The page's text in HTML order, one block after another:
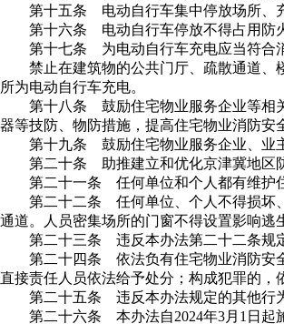
第十五条 电动自行车集中停放场所、
第十六条 电动自行车停放不得占用防
第十七条 为电动自行车充电应当符合
禁止在建筑物的公共门厅、疏散通道、
所为电动自行车充电。
第十八条 鼓励住宅物业服务企业等相
器等技防、物防措施，提高住宅物业消防安
第十九条 鼓励住宅物业服务企业、业
第二十条 助推建立和优化京津冀地区
第二十一条 任何单位和个人都有维护
第二十二条 任何单位、个人不得损坏
通道。人员密集场所的门窗不得设置影响逃
第二十三条 违反本办法第二十二条规
第二十四条 依法负有住宅物业消防安
直接责任人员依法给予处分；构成犯罪的，
第二十五条 违反本办法规定的其他行
第二十六条 本办法自2024年3月1日起